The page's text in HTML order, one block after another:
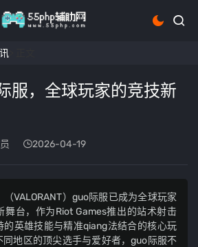
服，全球玩家的竞技新
2026-04-19
VALORANT）guo际服已成为全球玩家
舞台，作为Riot Games推出的站术射击
的英雄技能与精准qiang法结合的核心玩
同地区的顶尖选手与爱好者，guo际服不